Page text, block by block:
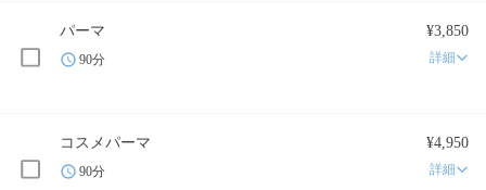
パーマ ¥3,850
90分 詳細
コスメパーマ ¥4,950
90分 詳細